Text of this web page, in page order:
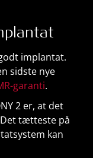
implantat.
sidste nye
garanti.
2 er, at det
tætteste på
kan